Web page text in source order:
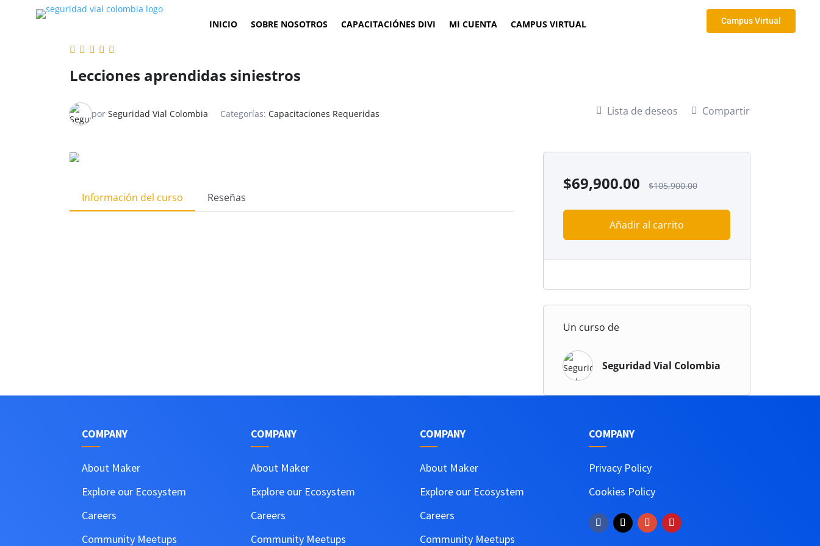
INICIO SOBRE NOSOTROS CAPACITACIÓNES DIVI MI CUENTA CAMPUS VIRTUAL Campus Virtual
Lecciones aprendidas siniestros
por Seguridad Vial Colombia Categorías: Capacitaciones Requeridas Lista de deseos Compartir
Información del curso Reseñas
$69,900.00 $105,900.00
Añadir al carrito
Un curso de
Seguridad Vial Colombia
COMPANY
About Maker
Explore our Ecosystem
Careers
Community Meetups
COMPANY
About Maker
Explore our Ecosystem
Careers
Community Meetups
COMPANY
About Maker
Explore our Ecosystem
Careers
Community Meetups
COMPANY
Privacy Policy
Cookies Policy